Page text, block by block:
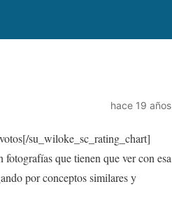
hace 19 años
votos[/su_wiloke_sc_rating_chart]
que tienen que ver con esa
por conceptos similares y